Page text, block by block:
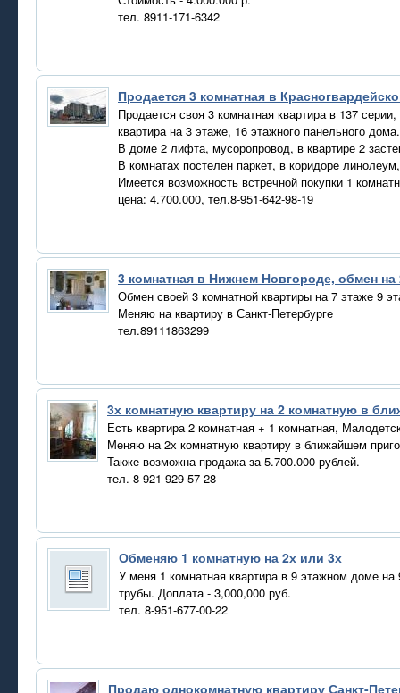
тел. 8911-171-6342
Продается 3 комнатная в
Продается своя 3 комнатная квартира в 137 серии,
квартира на 3 этаже, 16 этажного панельного дома.
В доме 2 лифта, мусоропровод, в квартире 2
В комнатах постелен паркет, в коридоре
Имеется возможность встречной покупки 1
цена: 4.700.000, тел.8-951-642-98-19
3 комнатная в Нижнем Новгороде, обмен на
Обмен своей 3 комнатной квартиры на 7 этаже 9
Меняю на квартиру в Санкт-Петербурге
тел.89111863299
3х комнатную квартиру на 2 комнатную в
Есть квартира 2 комнатная + 1 комнатная,
Меняю на 2х комнатную квартиру в ближайшем
Также возможна продажа за 5.700.000 рублей.
тел. 8-921-929-57-28
Обменяю 1 комнатную на 2х или 3х
У меня 1 комнатная квартира в 9 этажном доме
трубы. Доплата - 3,000,000 руб.
тел. 8-951-677-00-22
Продаю однокомнатную квартиру Санкт-